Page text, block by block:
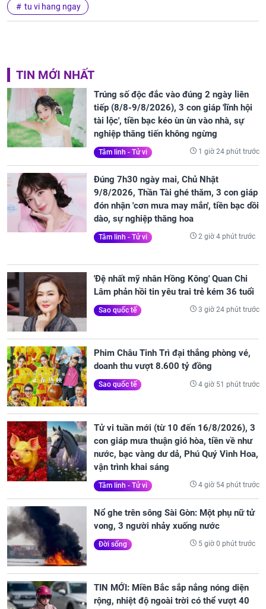
tu vi hang ngay
TIN MỚI NHẤT
Trúng số độc đắc vào đúng 2 ngày liên
tiếp (8/8-9/8/2026), 3 con giáp 'lĩnh hội
tài lộc', tiền bạc kéo ùn ùn vào nhà, sự
nghiệp thăng tiến không ngừng
Tâm linh - Tử vi 1 giờ 24 phút trước
Đúng 7h30 ngày mai, Chủ Nhật
9/8/2026, Thần Tài ghé thăm, 3 con giáp
đón nhận 'cơn mưa may mắn', tiền bạc dồi
dào, sự nghiệp thăng hoa
Tâm linh - Tử vi 2 giờ 4 phút trước
'Đệ nhất mỹ nhân Hồng Kông' Quan Chi
Lâm phản hồi tin yêu trai trẻ kém 36 tuổi
Sao quốc tế 3 giờ 24 phút trước
Phim Châu Tinh Trì đại thắng phòng vé,
doanh thu vượt 8.600 tỷ đồng
Sao quốc tế 4 giờ 51 phút trước
Tử vi tuần mới (từ 10 đến 16/8/2026), 3
con giáp mưa thuận gió hòa, tiền về như
nước, bạc vàng dư dả, Phú Quý Vinh Hoa,
vận trình khai sáng
Tâm linh - Tử vi 4 giờ 54 phút trước
Nổ ghe trên sông Sài Gòn: Một phụ nữ tử
vong, 3 người nhảy xuống nước
Đời sống 5 giờ 0 phút trước
TIN MỚI: Miền Bắc sắp nắng nóng diện
rộng, nhiệt độ ngoài trời có thể vượt 40